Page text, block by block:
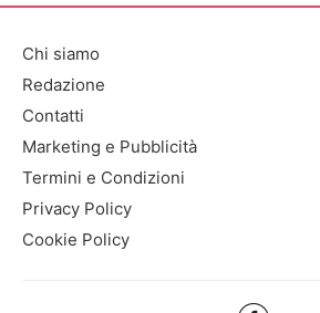
Chi siamo
Redazione
Contatti
Marketing e Pubblicità
Termini e Condizioni
Privacy Policy
Cookie Policy